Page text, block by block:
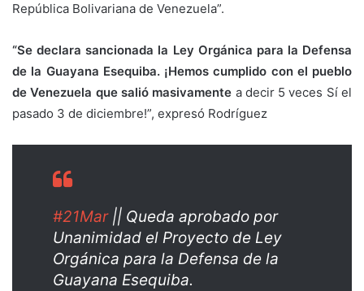
República Bolivariana de Venezuela”.
“Se declara sancionada la Ley Orgánica para la Defensa
de la Guayana Esequiba. ¡Hemos cumplido con el pueblo
de Venezuela que salió masivamente a decir 5 veces Sí el
pasado 3 de diciembre!”, expresó Rodríguez
#21Mar|| Queda aprobado por
Unanimidad el Proyecto de Ley
Orgánica para la Defensa de la
Guayana Esequiba.